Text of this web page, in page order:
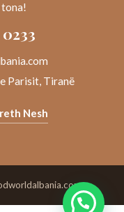
Parisit, Tiranë
Nesh